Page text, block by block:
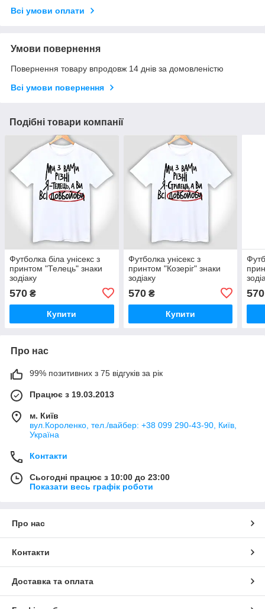
Всі умови оплати
Умови повернення
Повернення товару впродовж 14 днів за домовленістю
Всі умови повернення
Подібні товари компанії
Футболка біла унісекс з
принтом "Телець" знаки
зодіаку
570 ₴
Купити
Футболка унісекс з
принтом "Козеріг" знаки
зодіаку
570₴
Купити
570
Про нас
99% позитивних з 75 відгуків за рік
Працює з 19.03.2013
м. Київ
вул.Короленко, тел./вайбер: +38 099 290-43-90, Київ,
Україна
Контакти
Сьогодні працює з 10:00 до 23:00
Показати весь графік роботи
Про нас
Контакти
Доставка та оплата